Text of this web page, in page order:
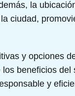
la
ciudad,
y opciones
beneficios del
y